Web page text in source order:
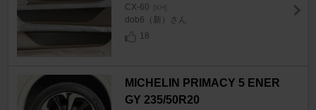
CX-60 [KH]
dob6（新）さん
18
MICHELIN PRIMACY 5 ENER
GY 235/50R20